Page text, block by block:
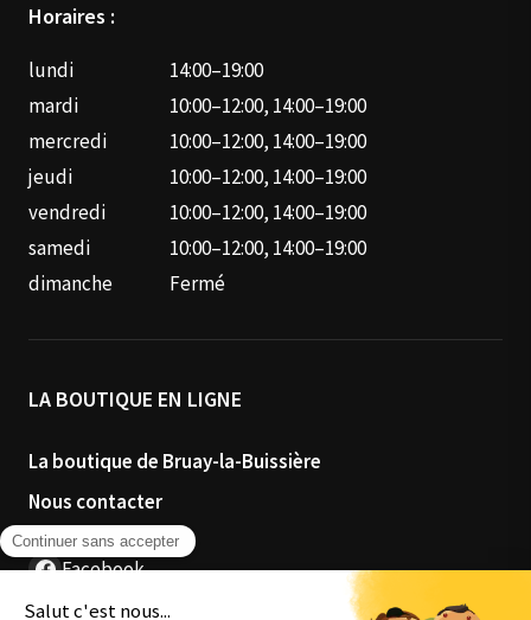
Horaires :
lundi
14:00–19:00
mardi
10:00–12:00, 14:00–19:00
mercredi
10:00–12:00, 14:00–19:00
jeudi
10:00–12:00, 14:00–19:00
vendredi
10:00–12:00, 14:00–19:00
samedi
10:00–12:00, 14:00–19:00
dimanche
Fermé
LA BOUTIQUE EN LIGNE
La boutique de Bruay-la-Buissière
Nous contacter
Facebook
Instagram